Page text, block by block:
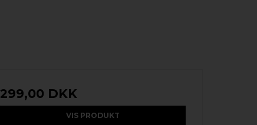
299,00 DKK
VIS PRODUKT